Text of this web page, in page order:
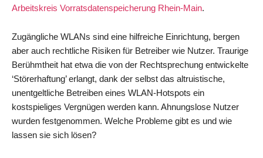
auf
Arbeitskreis Vorratsdatenspeicherung Rhein-Main.
Zugängliche WLANs sind eine hilfreiche Einrichtung, bergen
aber auch rechtliche Risiken für Betreiber wie Nutzer. Traurige
Berühmtheit hat etwa die von der Rechtsprechung entwickelte
‘Störerhaftung’ erlangt, dank der selbst das altruistische,
unentgeltliche Betreiben eines WLAN-Hotspots ein
kostspieliges Vergnügen werden kann. Ahnungslose Nutzer
wurden festgenommen. Welche Probleme gibt es und wie
lassen sie sich lösen?